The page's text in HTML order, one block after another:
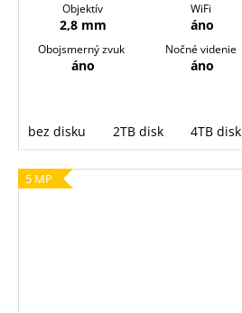
Objektív
2,8 mm
WiFi
áno
Obojsmerný zvuk
áno
Nočné videnie
áno
bez disku 2TB disk 4TB disk
5 MP